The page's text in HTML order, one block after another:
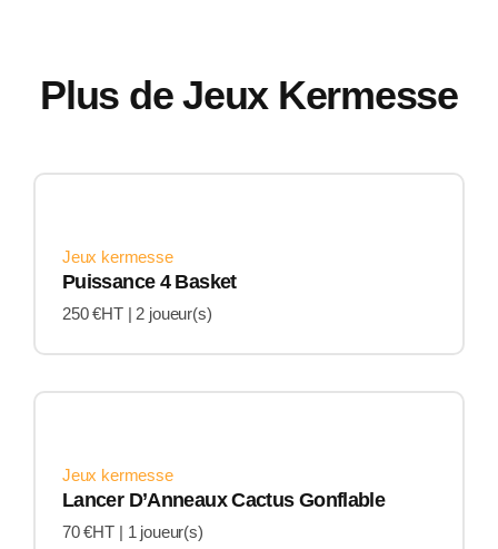
Plus de Jeux Kermesse
Jeux kermesse
Puissance 4 Basket
250 €HT | 2 joueur(s)
Jeux kermesse
Lancer D’Anneaux Cactus Gonflable
70 €HT | 1 joueur(s)